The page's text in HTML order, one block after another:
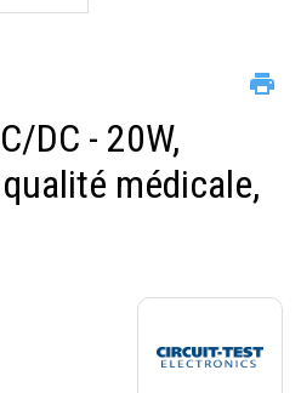
DC - 20W,
médicale,